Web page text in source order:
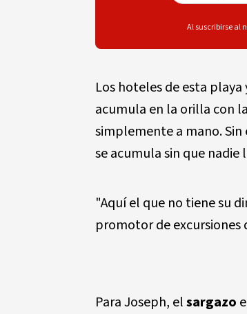
Al suscribirse al
Los hoteles de esta
acumula en la orilla con
simplemente a mano.
se acumula sin que nadie
"Aquí el que no tiene su
promotor de excursiones
Para Joseph, elsargazo